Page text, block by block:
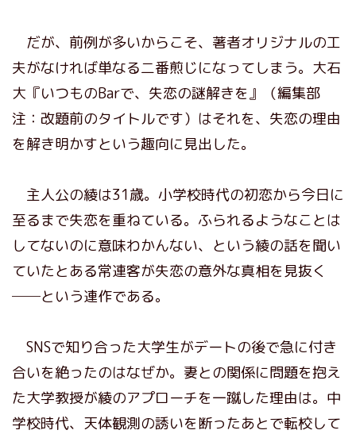
だが、前例が多いからこそ、著者オリジナルの工
夫がなければ単なる二番煎じになってしまう。大石
大『いつものBarで、失恋の謎解きを』（編集部
注：改題前のタイトルです）はそれを、失恋の理由
を解き明かすという趣向に見出した。
主人公の綾は31歳。小学校時代の初恋から今日に
至るまで失恋を重ねている。ふられるようなことは
してないのに意味わかんない、という綾の話を聞い
ていたとある常連客が失恋の意外な真相を見抜く
──という連作である。
SNSで知り合った大学生がデートの後で急に付き
合いを絶ったのはなぜか。妻との関係に問題を抱え
た大学教授が綾のアプローチを一蹴した理由は。中
学校時代、天体観測の誘いを断ったあとで転校して